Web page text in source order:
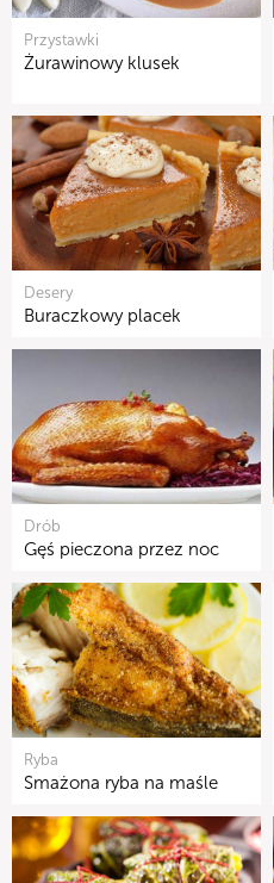
Przystawki
Żurawinowy klusek
Desery
Buraczkowy placek
Drób
Gęś pieczona przez noc
Ryba
Smażona ryba na maśle